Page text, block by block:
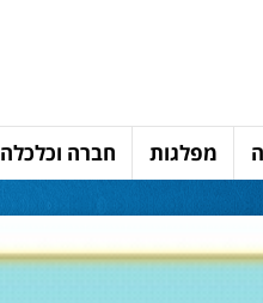
מפלגות חברה וכלכלה